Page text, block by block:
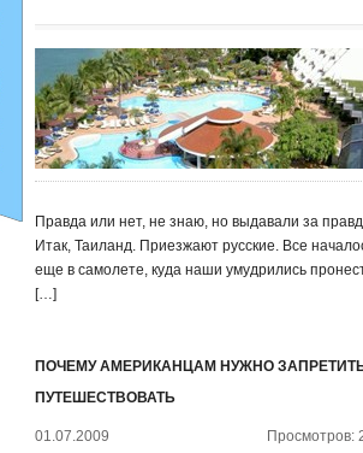
Правда или нет, не знаю, но выдавали за
Итак, Таиланд. Приезжают русские. Все
еще в самолете, куда наши умудрились
[…]
ПОЧЕМУ АМЕРИКАНЦАМ НУЖНО
ПУТЕШЕСТВОВАТЬ
01.07.2009 Просмотров: